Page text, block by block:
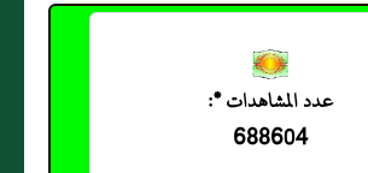
عدد المشاهدات *:
688604